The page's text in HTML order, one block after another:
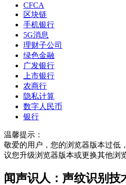
CFCA
区块链
手机银行
5G消息
理财子公司
绿色金融
广发银行
上市银行
农商行
隐私计算
数字人民币
银行
温馨提示：
敬爱的用户，您的浏览器版本过低
议您升级浏览器版本或更换其他浏
闻声识人：声纹识别技